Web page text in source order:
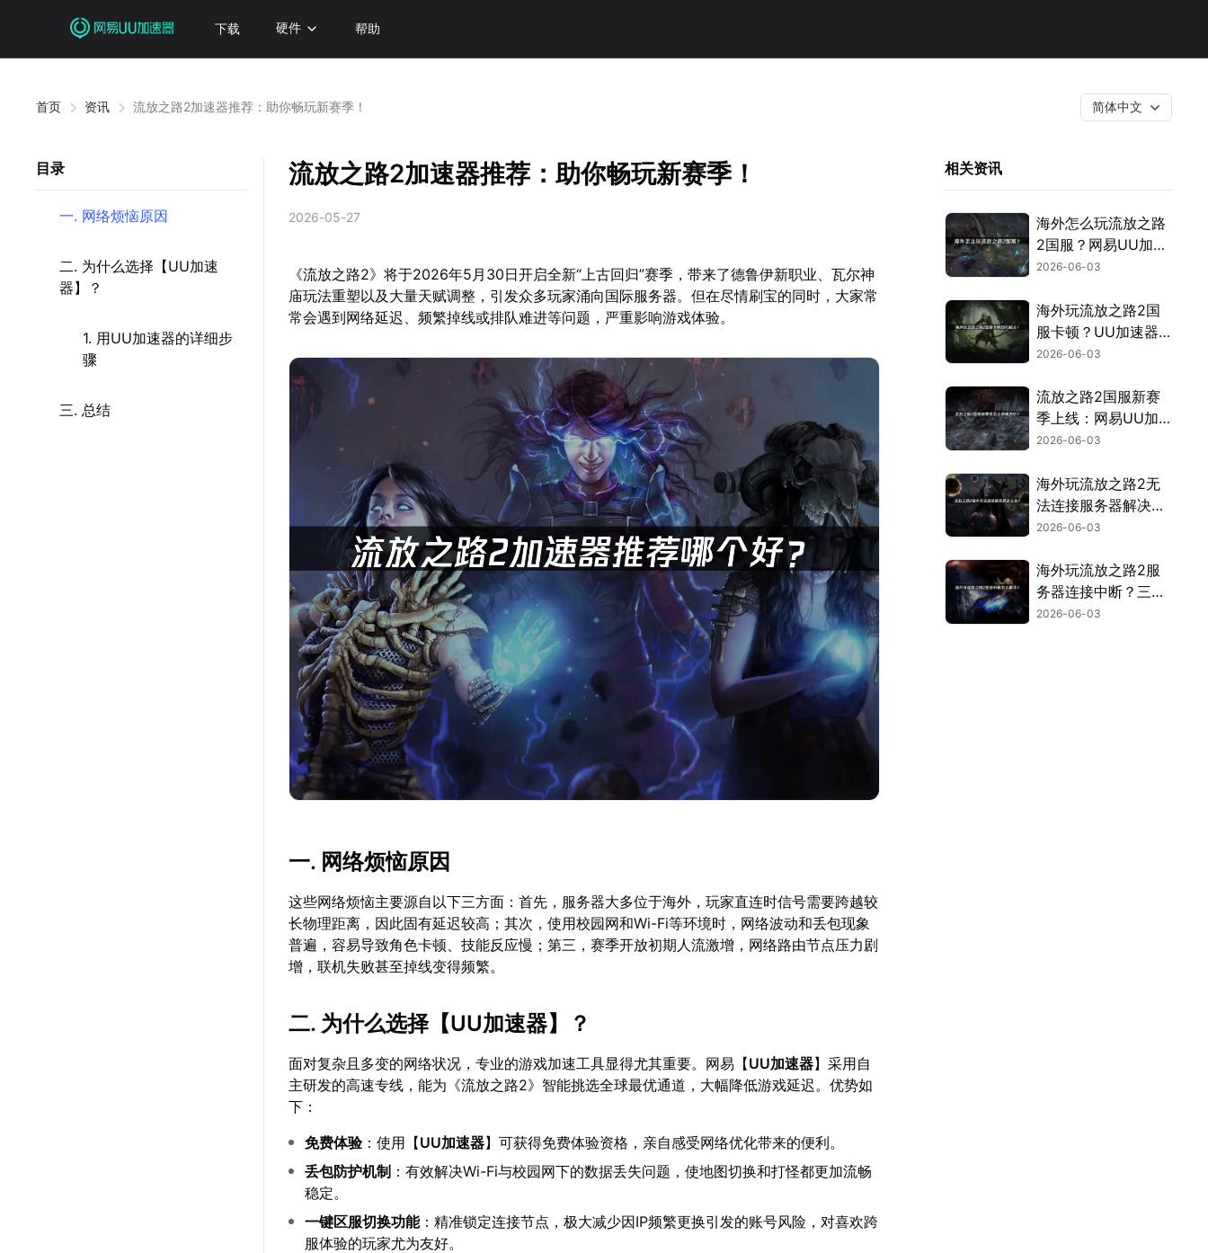
下载 硬件 帮助
首页 资讯 流放之路2加速器推荐：助你畅玩新赛季！ 简体中文
目录
一. 网络烦恼原因
二. 为什么选择【UU加速
器】？
1. 用UU加速器的详细步
骤
三. 总结
流放之路2加速器推荐：助你畅玩新赛季！
2026-05-27
《流放之路2》将于2026年5月30日开启全新“上古回归”赛季，带来了德鲁伊新职业、瓦尔神
庙玩法重塑以及大量天赋调整，引发众多玩家涌向国际服务器。但在尽情刷宝的同时，大家常
常会遇到网络延迟、频繁掉线或排队难进等问题，严重影响游戏体验。
一. 网络烦恼原因
这些网络烦恼主要源自以下三方面：首先，服务器大多位于海外，玩家直连时信号需要跨越较
长物理距离，因此固有延迟较高；其次，使用校园网和Wi-Fi等环境时，网络波动和丢包现象
普遍，容易导致角色卡顿、技能反应慢；第三，赛季开放初期人流激增，网络路由节点压力剧
增，联机失败甚至掉线变得频繁。
二. 为什么选择【UU加速器】？
面对复杂且多变的网络状况，专业的游戏加速工具显得尤其重要。网易【UU加速器】采用自
主研发的高速专线，能为《流放之路2》智能挑选全球最优通道，大幅降低游戏延迟。优势如
下：
免费体验：使用【UU加速器】可获得免费体验资格，亲自感受网络优化带来的便利。
丢包防护机制 ：有效解决Wi-Fi与校园网下的数据丢失问题，使地图切换和打怪都更加流畅
稳定。
一键区服切换功能：精准锁定连接节点，极大减少因IP频繁更换引发的账号风险，对喜欢跨
服体验的玩家尤为友好。
相关资讯
海外怎么玩流放之路
2国服？网易UU加速
器一键解决！
2026-06-03
海外玩流放之路2国
服卡顿？UU加速器
一键解决跨国网络问
2026-06-03
流放之路2国服新赛
季上线：网易UU加
速器助你畅玩无卡
2026-06-03
海外玩流放之路2无
法连接服务器解决全
攻略！
2026-06-03
海外玩流放之路2服
务器连接中断？三大
原因与终极解决办
2026-06-03